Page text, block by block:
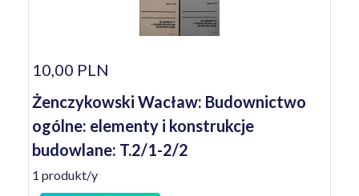
10,00 PLN
Żenczykowski Wacław: Budownictwo
ogólne: elementy i konstrukcje
budowlane: T.2/1-2/2
1 produkt/y